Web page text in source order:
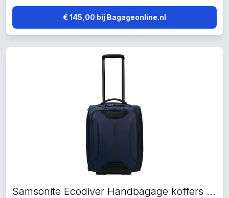
€ 145,00 bij Bagageonline.nl
Samsonite Ecodiver Handbagage koffers blauw